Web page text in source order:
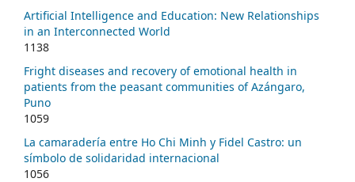
Artificial Intelligence and Education: New Relationships
in an Interconnected World
1138
Fright diseases and recovery of emotional health in
patients from the peasant communities of Azángaro,
Puno
1059
La camaradería entre Ho Chi Minh y Fidel Castro: un
símbolo de solidaridad internacional
1056